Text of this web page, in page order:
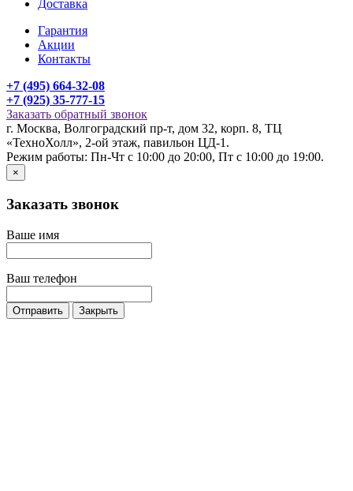
Доставка
Гарантия
Акции
Контакты
+7 (495) 664-32-08
+7 (925) 35-777-15
Заказать обратный звонок
г. Москва, Волгоградский пр-т, дом 32, корп. 8, ТЦ
«ТехноХолл», 2-ой этаж, павильон ЦД-1.
Режим работы: Пн-Чт с 10:00 до 20:00, Пт с 10:00 до 19:00.
×
Заказать звонок
Ваше имя
Ваш телефон
Отправить Закрыть